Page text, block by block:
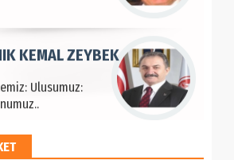
Ulusumuz:
KEMAL ZEYBEK
HAYRİ PEKER